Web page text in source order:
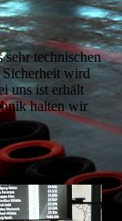
sehr technischen
wird
uns ist erhält
halten wir